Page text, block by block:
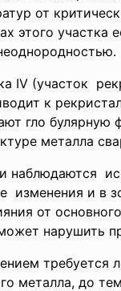
от
этого участка
IV (участок
к
гло
металла
наблюдаются
изменения и в
от
нарушить
требуется
металла, до